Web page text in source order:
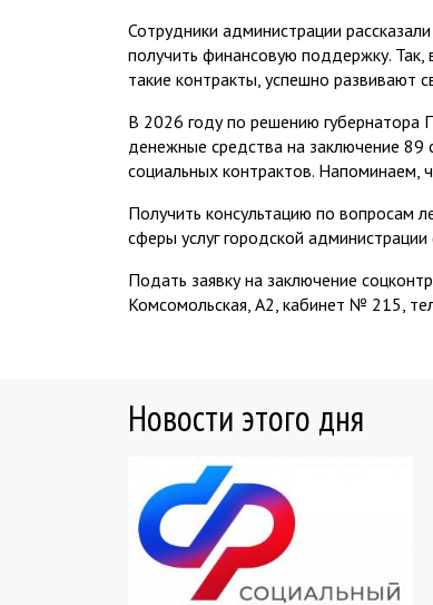
Сотрудники администрации
получить финансовую поддержку.
такие контракты, успешно развивают
В 2026 году по решению губернатора
денежные средства на заключение 89
социальных контрактов. Напоминаем,
Получить консультацию по вопросам
сферы услуг городской
Подать заявку на заключение
Комсомольская, А2, кабинет № 215,
Новости этого дня